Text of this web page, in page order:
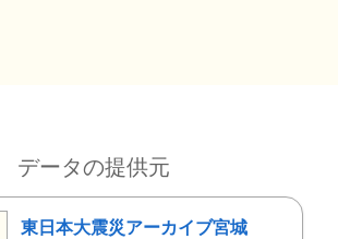
データの提供元
東日本大震災アーカイブ宮城